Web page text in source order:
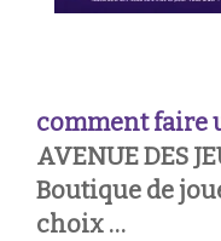
comment faire
AVENUE DES
Boutique de
choix …